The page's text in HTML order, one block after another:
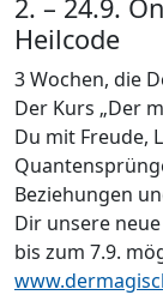
2. – 24.9.
Heilcode
3 Wochen, die
Der Kurs „Der
Du mit Freude,
Beziehungen
Dir unsere
bis zum 7.9.